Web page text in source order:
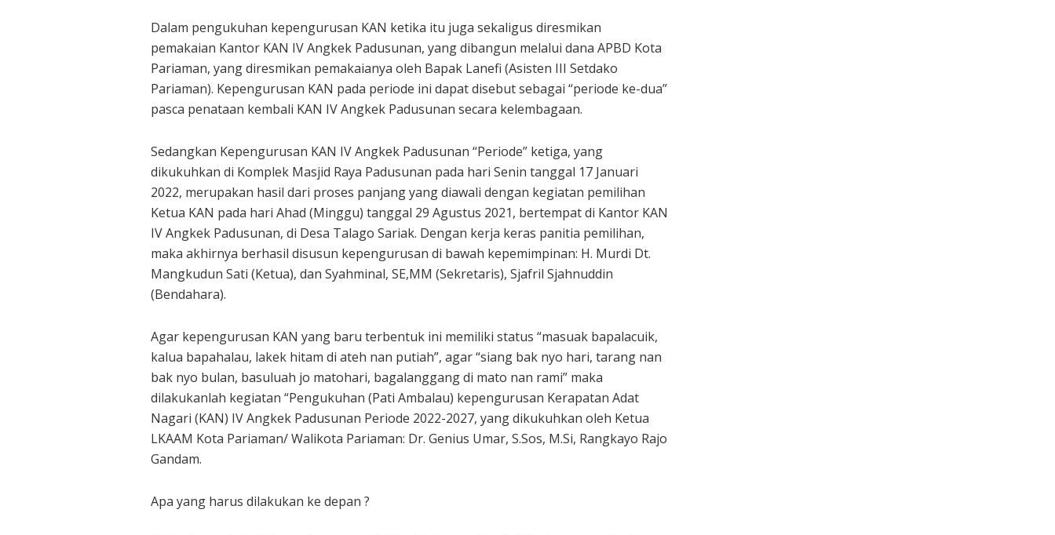
Dalam pengukuhan kepengurusan KAN ketika itu juga sekaligus diresmikan
pemakaian Kantor KAN IV Angkek Padusunan, yang dibangun melalui dana APBD Kota
Pariaman, yang diresmikan pemakaianya oleh Bapak Lanefi (Asisten III Setdako
Pariaman). Kepengurusan KAN pada periode ini dapat disebut sebagai “periode ke-dua”
pasca penataan kembali KAN IV Angkek Padusunan secara kelembagaan.
Sedangkan Kepengurusan KAN IV Angkek Padusunan “Periode” ketiga, yang
dikukuhkan di Komplek Masjid Raya Padusunan pada hari Senin tanggal 17 Januari
2022, merupakan hasil dari proses panjang yang diawali dengan kegiatan pemilihan
Ketua KAN pada hari Ahad (Minggu) tanggal 29 Agustus 2021, bertempat di Kantor KAN
IV Angkek Padusunan, di Desa Talago Sariak. Dengan kerja keras panitia pemilihan,
maka akhirnya berhasil disusun kepengurusan di bawah kepemimpinan: H. Murdi Dt.
Mangkudun Sati (Ketua), dan Syahminal, SE,MM (Sekretaris), Sjafril Sjahnuddin
(Bendahara).
Agar kepengurusan KAN yang baru terbentuk ini memiliki status “masuak bapalacuik,
kalua bapahalau, lakek hitam di ateh nan putiah”, agar “siang bak nyo hari, tarang nan
bak nyo bulan, basuluah jo matohari, bagalanggang di mato nan rami” maka
dilakukanlah kegiatan “Pengukuhan (Pati Ambalau) kepengurusan Kerapatan Adat
Nagari (KAN) IV Angkek Padusunan Periode 2022-2027, yang dikukuhkan oleh Ketua
LKAAM Kota Pariaman/ Walikota Pariaman: Dr. Genius Umar, S.Sos, M.Si, Rangkayo Rajo
Gandam.
Apa yang harus dilakukan ke depan ?